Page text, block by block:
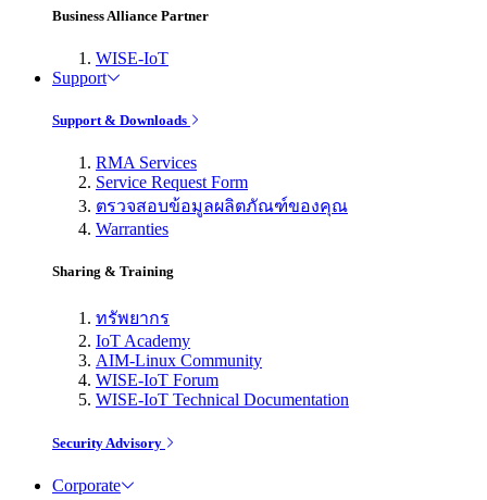
Business Alliance Partner
WISE-IoT
Support
Support & Downloads
RMA Services
Service Request Form
ตรวจสอบข้อมูลผลิตภัณฑ์ของคุณ
Warranties
Sharing & Training
ทรัพยากร
IoT Academy
AIM-Linux Community
WISE-IoT Forum
WISE-IoT Technical Documentation
Security Advisory
Corporate